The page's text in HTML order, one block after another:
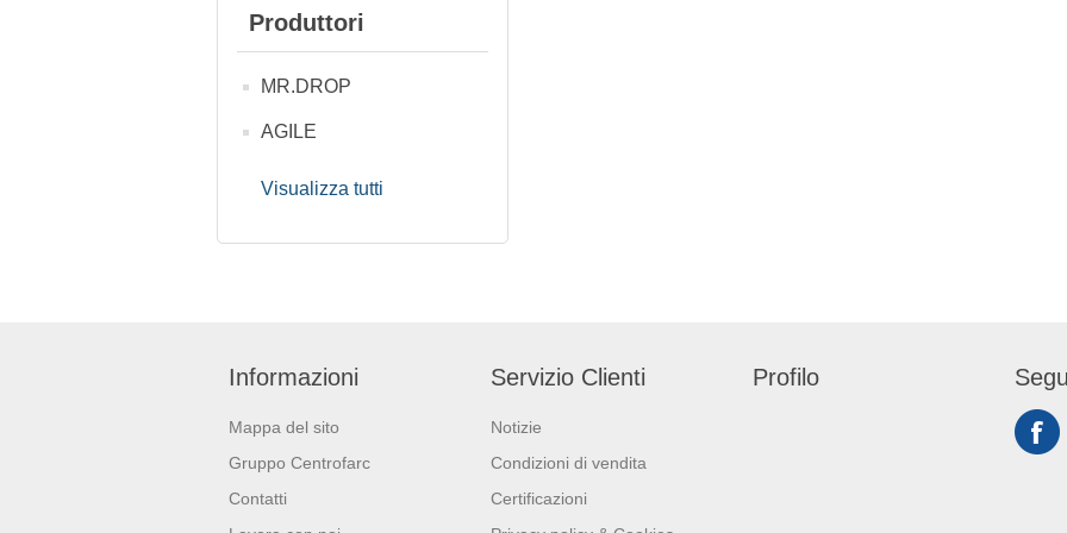
Produttori
MR.DROP
AGILE
Visualizza tutti
Informazioni
Mappa del sito
Gruppo Centrofarc
Contatti
Servizio Clienti
Notizie
Condizioni di vendita
Certificazioni
Profilo